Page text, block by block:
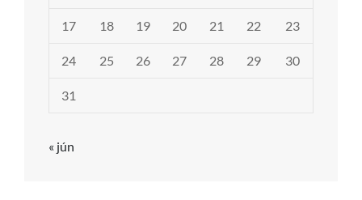
17 18 19 20 21 22 23
24 25 26 27 28 29 30
31
« jún